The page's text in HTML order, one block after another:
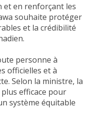
et en renforçant les
souhaite protéger
et la crédibilité
personne à
officielles et à
Selon la ministre, la
efficace pour
système équitable